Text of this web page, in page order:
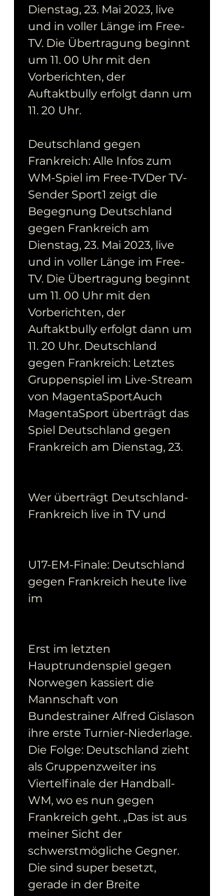
Dienstag, 23. Mai 2023, live
und in voller Länge im Free-
TV. Die Übertragung beginnt
um 11. 00 Uhr mit den
Vorberichten, der
Auftaktbully erfolgt dann um
11. 20 Uhr.
Deutschland gegen
Frankreich: Alle Infos zum
WM-Spiel im Free-TVDer TV-
Sender Sport1 zeigt die
Begegnung Deutschland
gegen Frankreich am
Dienstag, 23. Mai 2023, live
und in voller Länge im Free-
TV. Die Übertragung beginnt
um 11. 00 Uhr mit den
Vorberichten, der
Auftaktbully erfolgt dann um
11. 20 Uhr. Deutschland
gegen Frankreich: Letztes
Gruppenspiel im Live-Stream
von MagentaSportAuch
MagentaSport überträgt das
Spiel Deutschland gegen
Frankreich am Dienstag, 23.
Wer überträgt Deutschland-
Frankreich live in TV und
U17-EM-Finale: Deutschland
gegen Frankreich heute live
im
Erst im letzten
Hauptrundenspiel gegen
Norwegen kassiert die
Mannschaft von
Bundestrainer Alfred Gislason
ihre erste Turnier-Niederlage.
Die Folge: Deutschland zieht
als Gruppenzweiter ins
Viertelfinale der Handball-
WM, wo es nun gegen
Frankreich geht. „Das ist aus
meiner Sicht der
schwerstmögliche Gegner.
Die sind super besetzt,
gerade in der Breite